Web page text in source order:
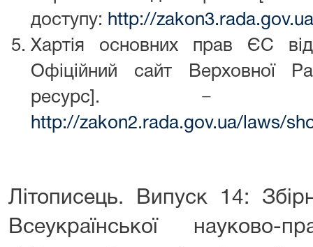
доступу: http://
Хартія основних прав ЄС
Офіційний сайт Верховної
ресурс]. −
http://zakon2.rada.gov.ua/laws/
Літописець. Випуск 14:
Всеукраїнської науково-